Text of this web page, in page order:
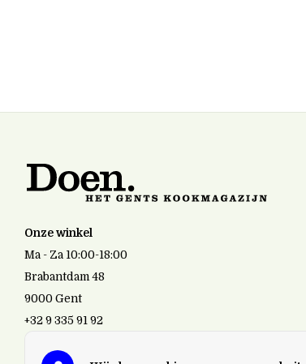
Onze winkel
Ma - Za 10:00-18:00
Brabantdam 48
9000 Gent
+32 9 335 91 92